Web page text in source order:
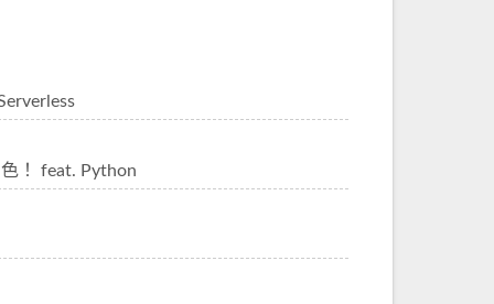
！ feat. Python